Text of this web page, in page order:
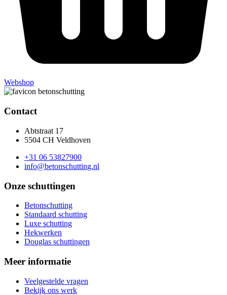
Webshop
Contact
Abtstraat 17
5504 CH Veldhoven
+31 06 53827900
info@betonschutting.nl
Onze schuttingen
Betonschutting
Standaard schutting
Luxe schutting
Hekwerken
Douglas schuttingen
Meer informatie
Veelgestelde vragen
Bekijk ons werk